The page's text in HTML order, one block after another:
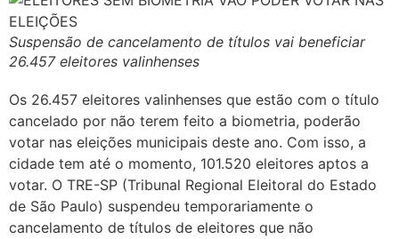
Suspensão de cancelamento de títulos vai beneficiar
26.457 eleitores valinhenses
Os 26.457 eleitores valinhenses que estão com o título
cancelado por não terem feito a biometria, poderão
votar nas eleições municipais deste ano. Com isso, a
cidade tem até o momento, 101.520 eleitores aptos a
votar. O TRE-SP (Tribunal Regional Eleitoral do Estado
de São Paulo) suspendeu temporariamente o
cancelamento de títulos de eleitores que não